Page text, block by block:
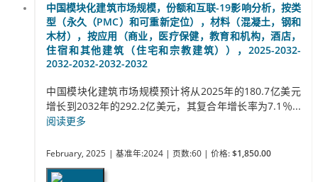
中国模块化建筑市场规模，份额和互联-19影响分析，按类
型（永久（PMC）和可重新定位），材料（混凝土，钢和
木材），按应用（商业，医疗保健，教育和机构，酒店，
住宿和其他建筑（住宅和宗教建筑）），2025-2032-
2032-2032-2032-2032
中国模块化建筑市场规模预计将从2025年的180.7亿美元
增长到2032年的292.2亿美元，其复合年增长率为7.1％...
阅读更多
February, 2025 | 基准年:2024 | 页数:60 | 价格: $1,850.00